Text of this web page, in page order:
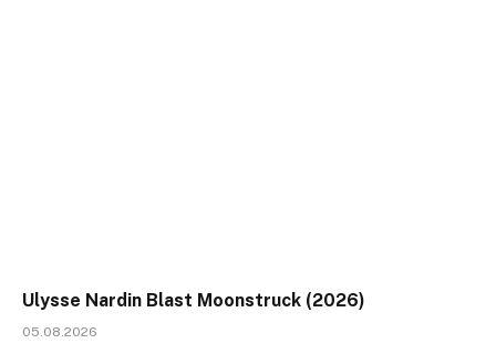
Ulysse Nardin Blast Moonstruck (2026)
05.08.2026